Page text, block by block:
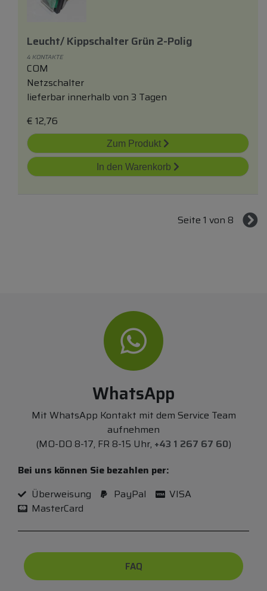
Leucht/ Kippschalter Grün 2-Polig
4 KONTAKTE
COM
Netzschalter
lieferbar innerhalb von 3 Tagen
€ 12,76
Zum Produkt
In den Warenkorb
Seite 1 von 8
WhatsApp
Mit WhatsApp Kontakt mit dem Service Team
aufnehmen
(MO-DO 8-17, FR 8-15 Uhr, +43 1 267 67 60)
Bei uns können Sie bezahlen per:
Überweisung
PayPal
VISA
MasterCard
FAQ